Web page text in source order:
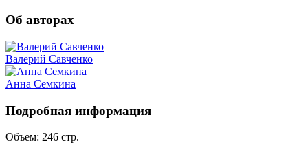
Об авторах
Валерий Савченко
Анна Семкина
Подробная информация
Объем: 246 стр.